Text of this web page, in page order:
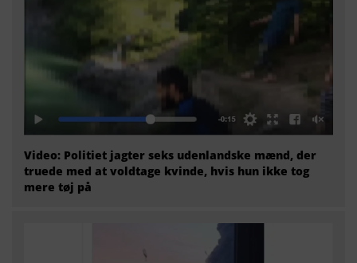
Video: Politiet jagter seks udenlandske mænd, der
truede med at voldtage kvinde, hvis hun ikke tog
mere tøj på